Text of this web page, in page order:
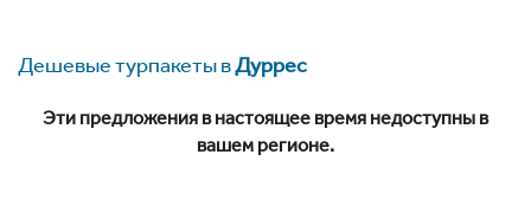
Дешевые турпакеты вДуррес
Эти предложения в настоящее время недоступны в
вашем регионе.